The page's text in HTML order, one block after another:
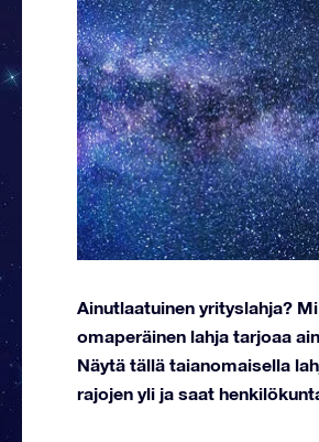
Ainutlaatuinen yrityslahja?
omaperäinen lahja tarjoaa
Näytä tällä taianomaisella
rajojen yli ja saat